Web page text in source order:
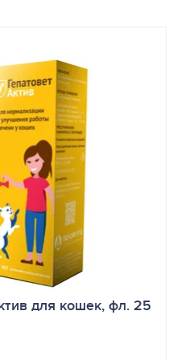
что указывает на
соблюдая 8-12-
для кошек, фл. 25